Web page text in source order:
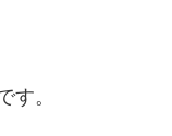
す。